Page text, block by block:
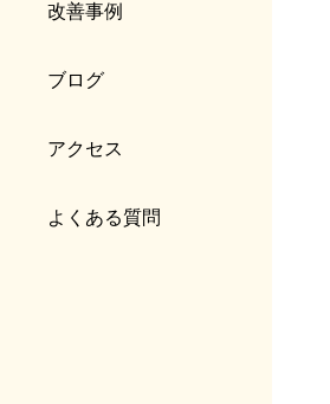
改善事例
ブログ
アクセス
よくある質問